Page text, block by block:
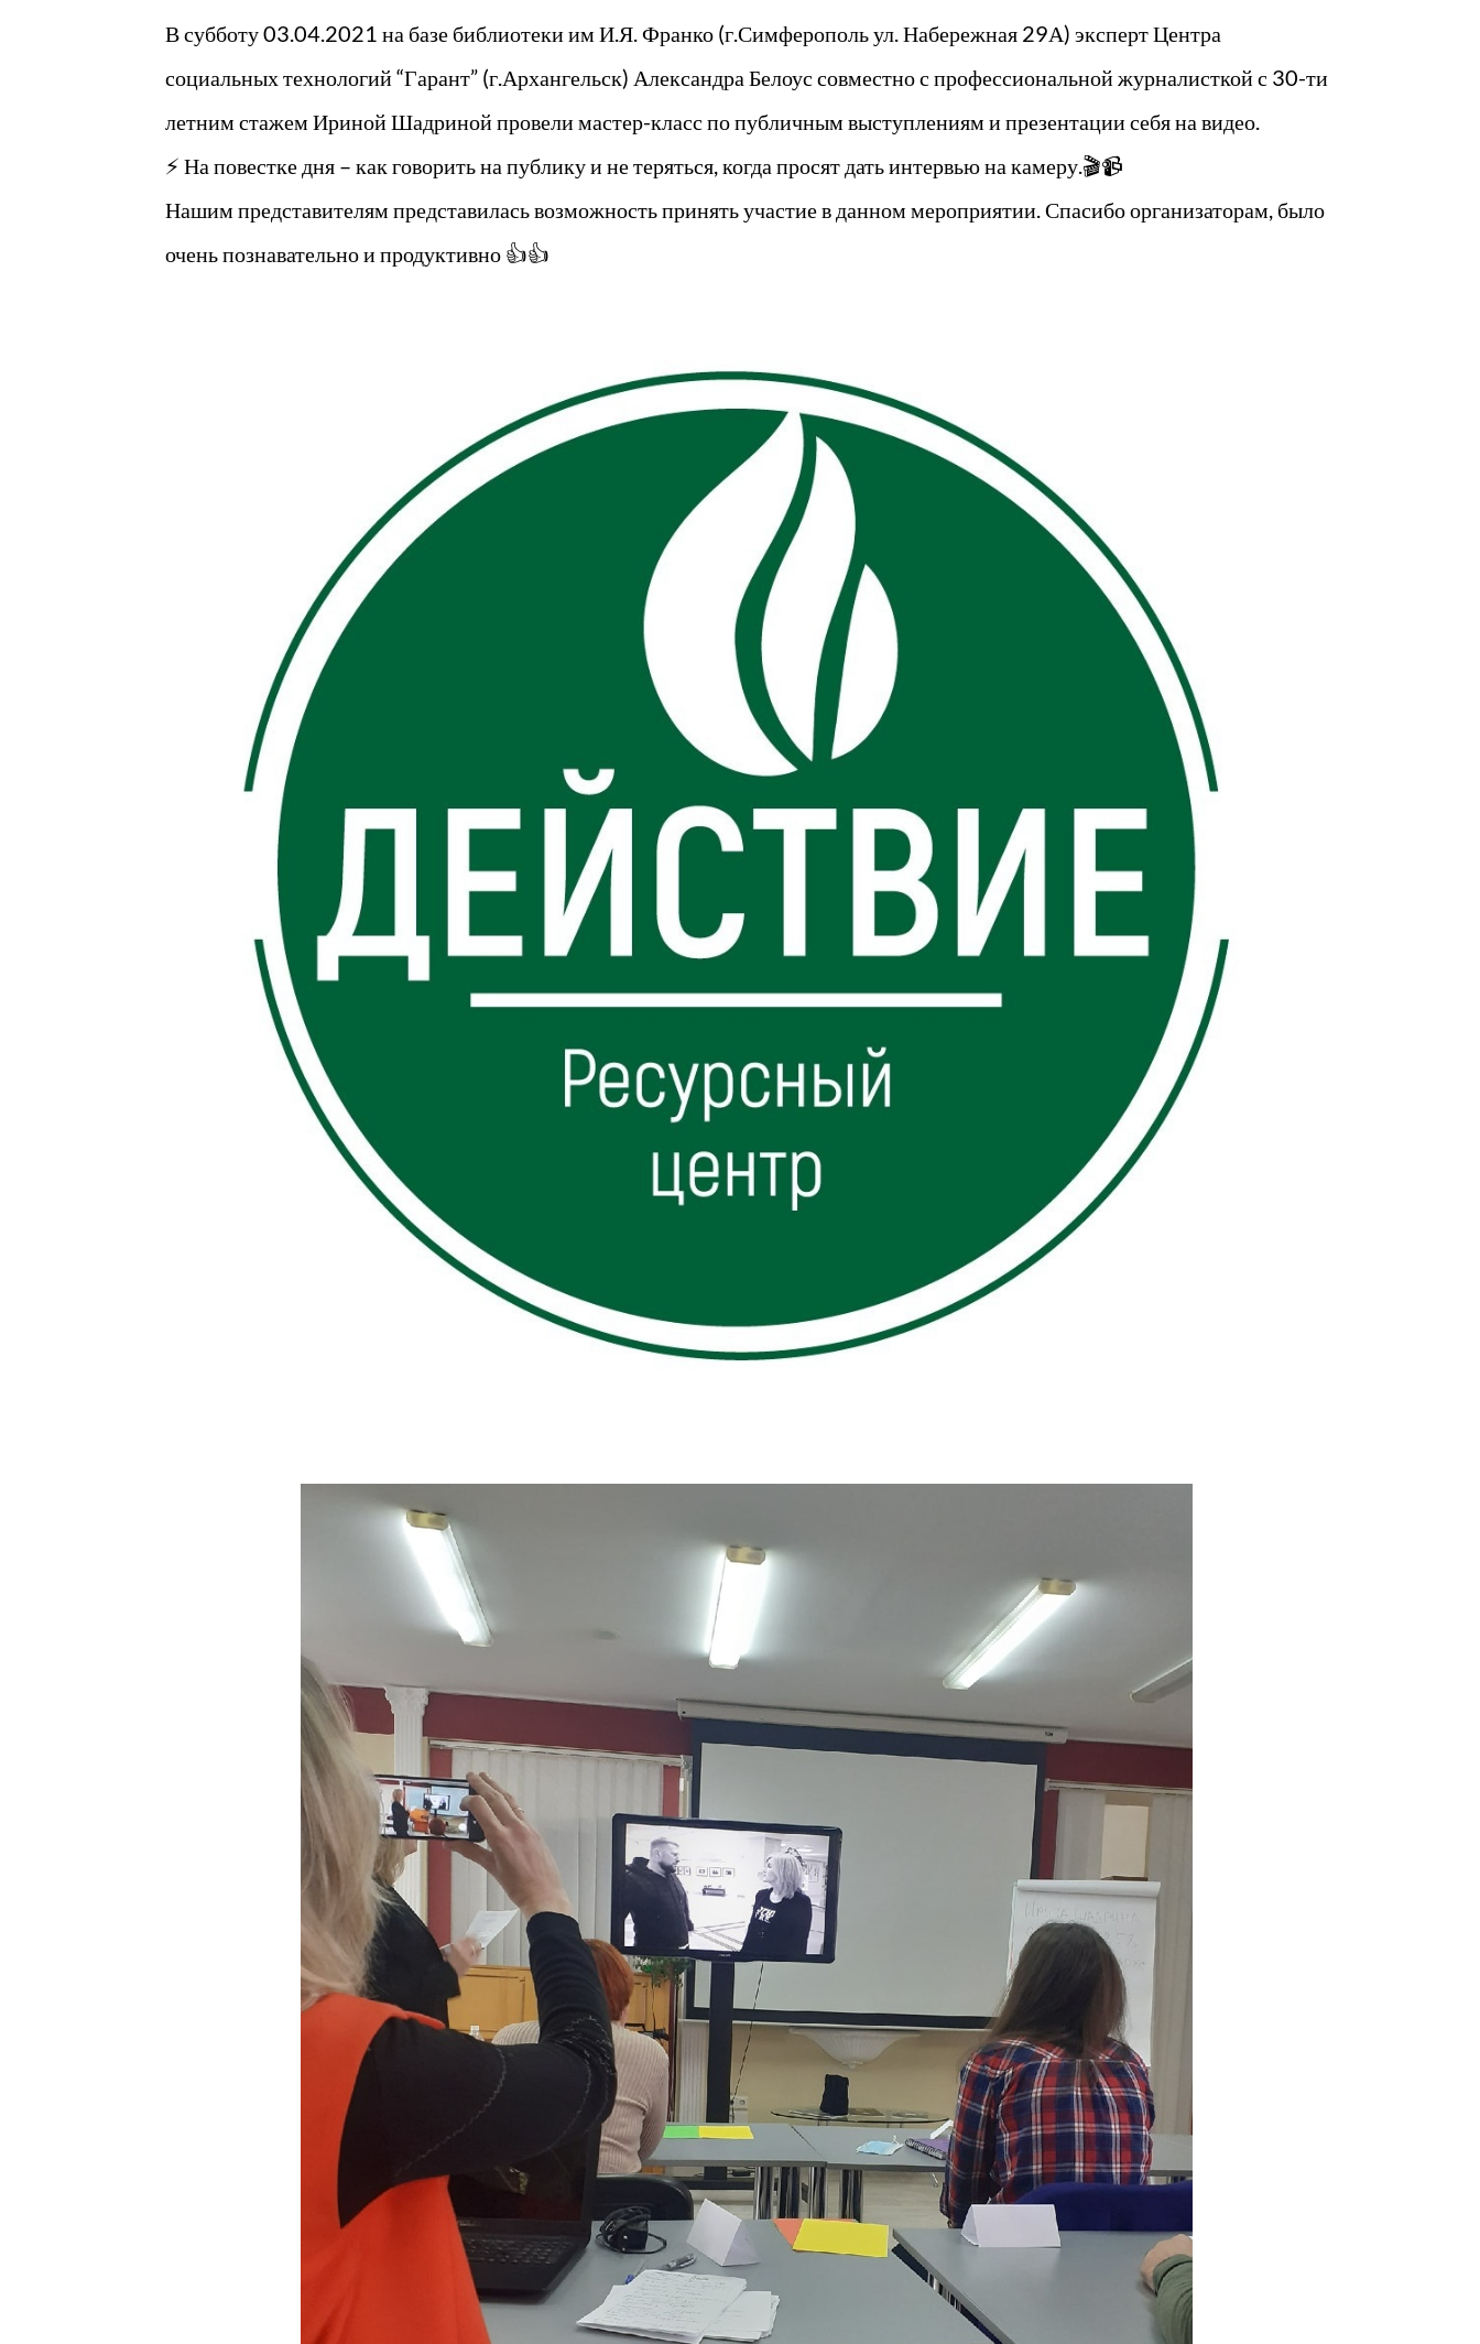
В субботу 03.04.2021 на базе библиотеки им И.Я. Франко (г.Симферополь ул. Набережная 29А) эксперт Центра
социальных технологий “Гарант” (г.Архангельск) Александра Белоус совместно с профессиональной журналисткой с 30-ти
летним стажем Ириной Шадриной провели мастер-класс по публичным выступлениям и презентации себя на видео.
⚡ На повестке дня – как говорить на публику и не теряться, когда просят дать интервью на камеру.🎬📹
Нашим представителям представилась возможность принять участие в данном мероприятии. Спасибо организаторам, было
очень познавательно и продуктивно 👍👍